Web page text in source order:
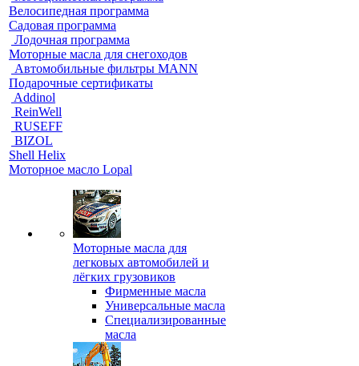
Велосипедная программа
Садовая программа
Лодочная программа
Моторные масла для снегоходов
Автомобильные фильтры MANN
Подарочные сертификаты
Addinol
ReinWell
RUSEFF
BIZOL
Shell Helix
Моторное масло Lopal
Моторные масла для
легковых автомобилей и
лёгких грузовиков
Фирменные масла
Универсальные масла
Специализированные
масла